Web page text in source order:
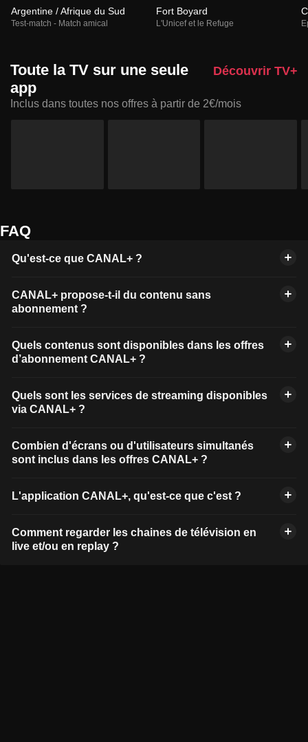
Argentine / Afrique du Sud
Test-match - Match amical
Fort Boyard
L'Unicef et le Refuge
Toute la TV sur une seule
app
Découvrir TV+
Inclus dans toutes nos offres à partir de 2€/mois
FAQ
Qu'est-ce que CANAL+ ?
CANAL+ propose-t-il du contenu sans
abonnement ?
Quels contenus sont disponibles dans les offres
d’abonnement CANAL+ ?
Quels sont les services de streaming disponibles
via CANAL+ ?
Combien d'écrans ou d'utilisateurs simultanés
sont inclus dans les offres CANAL+ ?
L'application CANAL+, qu'est-ce que c'est ?
Comment regarder les chaines de télévision en
live et/ou en replay ?